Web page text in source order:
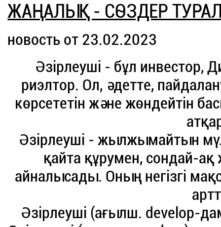
ЖАҢАЛЫҚ - СӨЗДЕР
новость от 23.02.2023
Әзірлеуші - бұл инвестор,
риэлтор. Ол, әдетте,
көрсететін және жөндейтін
Әзірлеуші - жылжымайтын
қайта құрумен, сондай-
айналысады. Оның негізгі
Әзірлеуші (ағылш. develop-